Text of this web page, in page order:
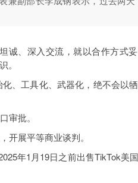
、深入交流，就以合作方式
。
、工具化、武器化，绝不会以
批。
展平等商业谈判。
年1月19日之前出售TikTok美国